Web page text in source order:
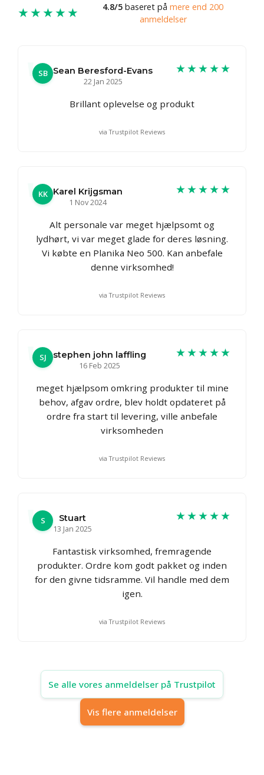
★★★★★ 4.8/5 baseret på mere end 200
anmeldelser
SB Sean Beresford-Evans
22 Jan 2025
★★★★★
Brillant oplevelse og produkt
via Trustpilot Reviews
KK Karel Krijgsman
1 Nov 2024
★★★★★
Alt personale var meget hjælpsomt og
lydhørt, vi var meget glade for deres løsning.
Vi købte en Planika Neo 500. Kan anbefale
denne virksomhed!
via Trustpilot Reviews
SJ
stephen john laffling
16 Feb 2025
★★★★★
meget hjælpsom omkring produkter til mine
behov, afgav ordre, blev holdt opdateret på
ordre fra start til levering, ville anbefale
virksomheden
via Trustpilot Reviews
S
Stuart
13 Jan 2025
★★★★★
Fantastisk virksomhed, fremragende
produkter. Ordre kom godt pakket og inden
for den givne tidsramme. Vil handle med dem
igen.
via Trustpilot Reviews
Se alle vores anmeldelser på Trustpilot
Vis flere anmeldelser